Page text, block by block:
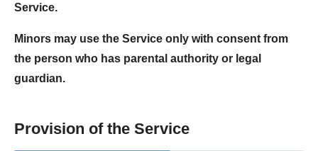
Service.
Minors may use the Service only with consent from
the person who has parental authority or legal
guardian.
Provision of the Service